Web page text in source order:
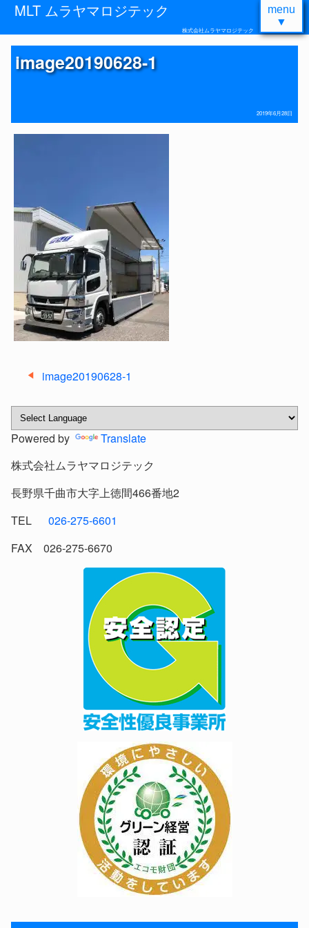
MLT ムラヤマロジテック
株式会社ムラヤマロジテック
menu
▼
image20190628-1
2019年6月28日
ナ
ビ
ゲ
ー
シ
ョ
image20190628-1
Powered by
Translate
株式会社ムラヤマロジテック
長野県千曲市大字上徳間466番地2
TEL
026-275-6601
FAX 026-275-6670